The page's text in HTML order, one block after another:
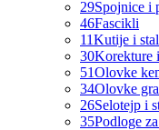
29Spojnice i
46Fascikli
11Kutije i
30Korekture
51Olovke
34Olovke
26Selotejp i
35Podloge